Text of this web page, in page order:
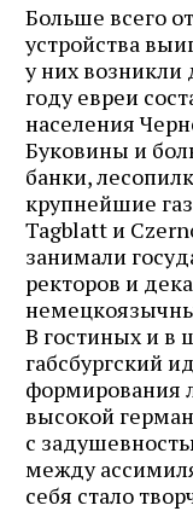
Больше всего
устройства
у них возникли
году евреи
населения
Буковины и
банки,
крупнейшие
Tagblatt и
занимали
ректоров и
В гостиных и в
габсбургский
формирования
высокой
с
между
себя стало